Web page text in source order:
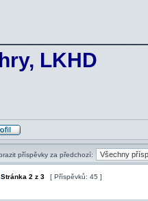
LKHD
příspěvky za předchozí:
Stránka 2 z 3 [ Příspěvků: 45 ]